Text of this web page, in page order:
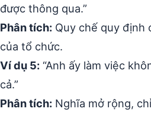
được thông qua.”
Phân tích: Quy chế quy định
của tổ chức.
Ví dụ 5: “Anh ấy làm việc
cả.”
Phân tích: Nghĩa mở rộng,